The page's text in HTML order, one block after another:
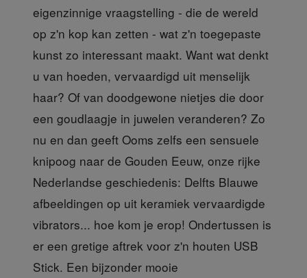
eigenzinnige vraagstelling - die de wereld
op z'n kop kan zetten - wat z'n toegepaste
kunst zo interessant maakt. Want wat denkt
u van hoeden, vervaardigd uit menselijk
haar? Of van doodgewone nietjes die door
een goudlaagje in juwelen veranderen? Zo
nu en dan geeft Ooms zelfs een sensuele
knipoog naar de Gouden Eeuw, onze rijke
Nederlandse geschiedenis: Delfts Blauwe
afbeeldingen op uit keramiek vervaardigde
vibrators... hoe kom je erop! Ondertussen is
er een gretige aftrek voor z'n houten USB
Stick. Een bijzonder mooie